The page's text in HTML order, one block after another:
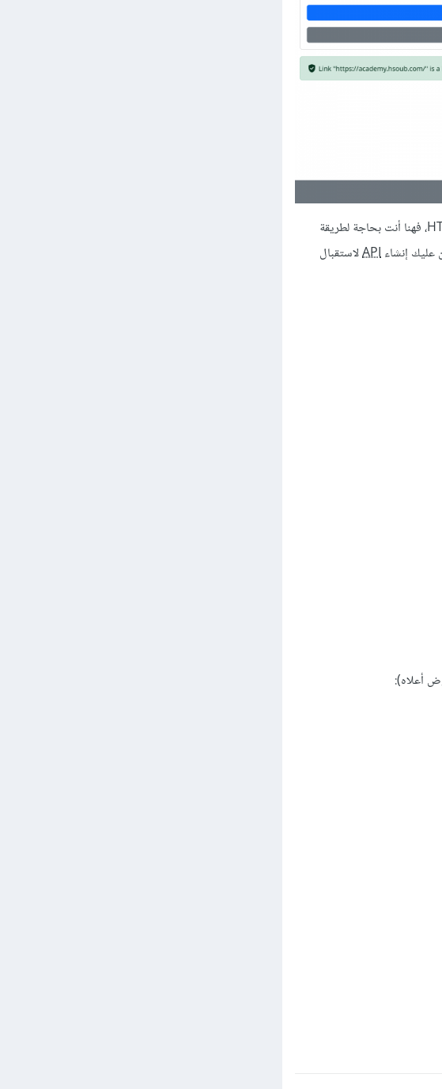
أمّا إذا كان مشروعك يتضمن تطبيق Android مثلا أو أي تطبيق مختلف عن صفحات HTML، فهنا أنت بحاجة لطريقة
APIلاستقبال